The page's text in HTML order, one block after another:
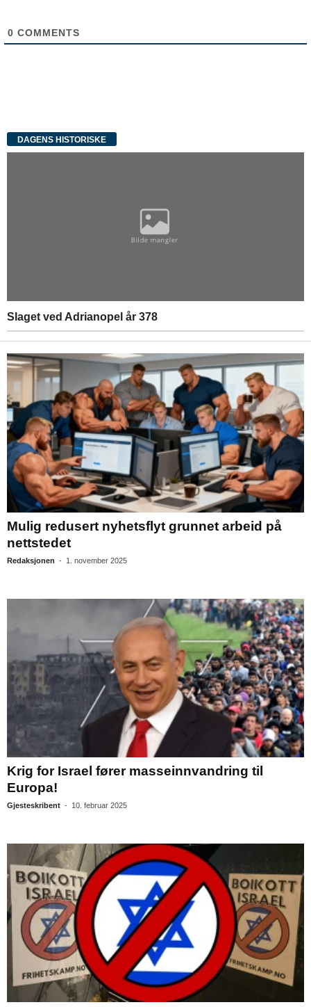
0 COMMENTS
DAGENS HISTORISKE
Slaget ved Adrianopel år 378
Mulig redusert nyhetsflyt grunnet arbeid på
nettstedet
Redaksjonen - 1. november 2025
Krig for Israel fører masseinnvandring til
Europa!
Gjesteskribent - 10. februar 2025